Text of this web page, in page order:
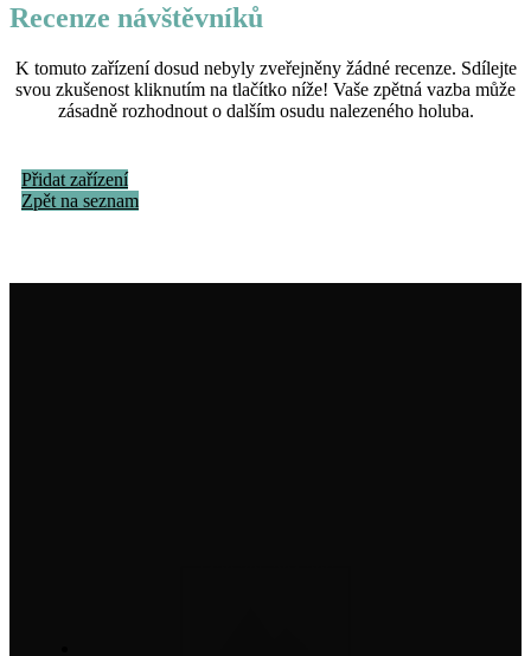
Recenze návštěvníků
K tomuto zařízení dosud nebyly zveřejněny žádné recenze. Sdílejte
svou zkušenost kliknutím na tlačítko níže! Vaše zpětná vazba může
zásadně rozhodnout o dalším osudu nalezeného holuba.
Přidat zařízení
Zpět na seznam